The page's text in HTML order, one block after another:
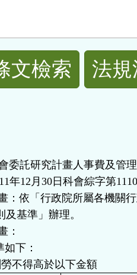
文檢索
法
委託研究計畫人事費及管
年12 月 30 日科會綜字第
：依「行政院所屬各機關
基準」辦理。
：
下：
不得高於以下金額